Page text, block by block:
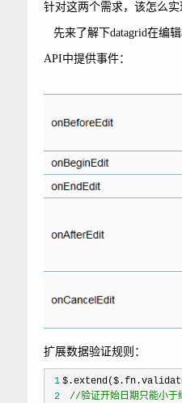
针对这两个需求，该怎么实
先来了解下datagrid在编
API中提供事件：
扩展数据验证规则：
1
2
//验证开始日期只能小于